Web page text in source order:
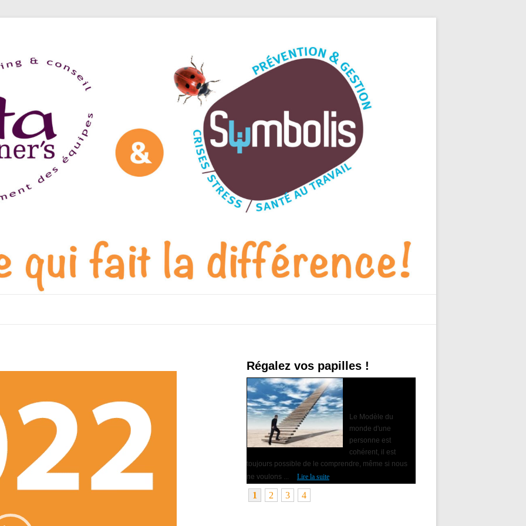
Régalez vos papilles !
Le Modèle du
monde d'une
personne est
cohérent, il est
toujours possible de le comprendre, même si nous
ne voulons ...
Lire la suite
1 2 3 4